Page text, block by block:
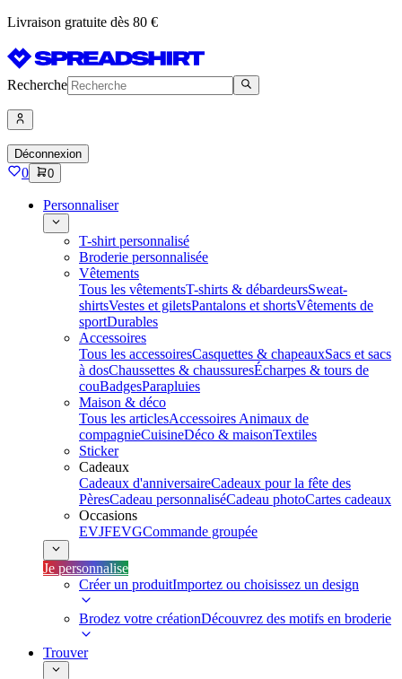
Livraison gratuite dès 80 €
Recherche
Déconnexion
0 0
Personnaliser
T-shirt personnalisé
Broderie personnalisée
Vêtements
Tous les vêtementsT-shirts & débardeursSweat-
shirtsVestes et giletsPantalons et shortsVêtements de
sportDurables
Accessoires
Tous les accessoiresCasquettes & chapeauxSacs et sacs
à dosChaussettes & chaussuresÉcharpes & tours de
couBadgesParapluies
Maison & déco
Tous les articlesAccessoires Animaux de
compagnieCuisineDéco & maisonTextiles
Sticker
Cadeaux
Cadeaux d'anniversaireCadeaux pour la fête des
PèresCadeau personnaliséCadeau photoCartes cadeaux
Occasions
EVJFEVGCommande groupée
Je personnalise
Créer un produitImportez ou choisissez un design
Brodez votre créationDécouvrez des motifs en broderie
Trouver